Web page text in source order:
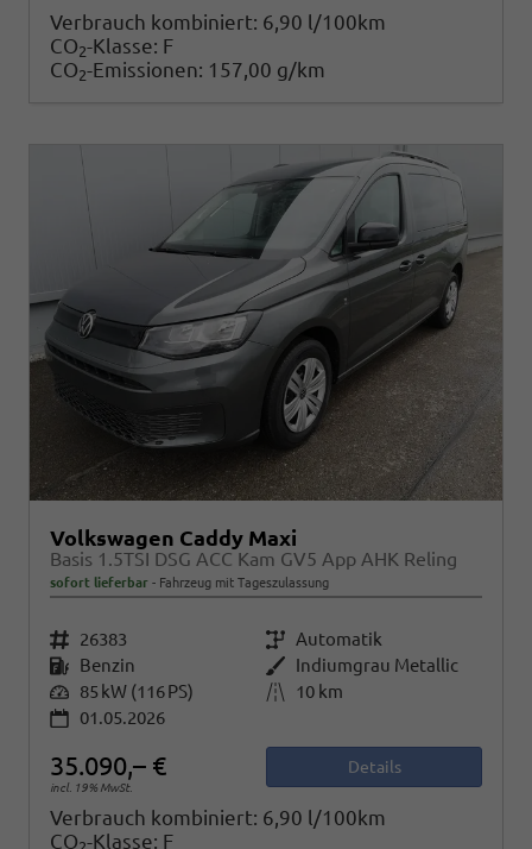
Verbrauch kombiniert: 6,90 l/100km
CO2-Klasse: F
CO2-Emissionen: 157,00 g/km
Volkswagen Caddy Maxi
Basis 1.5TSI DSG ACC Kam GV5 App AHK Reling
sofort lieferbar Fahrzeug mit Tageszulassung
Fahrzeugnr. 26383 Getriebe Automatik
Kraftstoff Benzin Außenfarbe Indiumgrau Metallic
Leistung 85 kW (116 PS) Kilometerstand
10 km
01.05.2026
35.090,– €
incl. 19% MwSt.
Details
Verbrauch kombiniert: 6,90 l/100km
CO -Klasse: F